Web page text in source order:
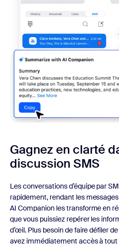
Gagnez en clarté
discussion SMS
Les conversations d’équipe par
rapidement, rendant les
AI Companion les transforme en
que vous puissiez repérer les
d’œil. Plus besoin de faire défiler
avez immédiatement accès à